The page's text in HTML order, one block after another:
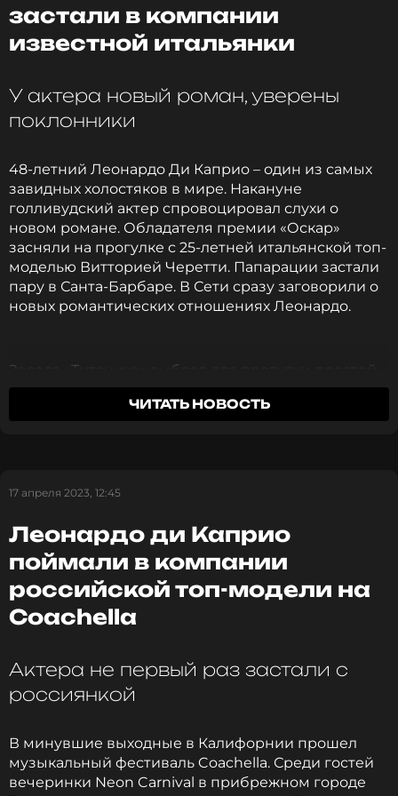
застали в компании
известной итальянки
У актера новый роман, уверены
поклонники
48-летний Леонардо Ди Каприо – один из самых
завидных холостяков в мире. Накануне
голливудский актер спровоцировал слухи о
новом романе. Обладателя премии «Оскар»
засняли на прогулке с 25-летней итальянской топ-
моделью Витторией Черетти. Папарации застали
пару в Санта-Барбаре. В Сети сразу заговорили о
новых романтических отношениях Леонардо.
Звезда «Титаника» выбрал для прогулки простой
аутфит: белую футболку, шорты цвета хаки и
кроссовки. Его спутница была в белом свитшоте и
раз видят вместе. В мае этого года они гуляли в
Каннах, а в августе весело проводили время в
компании друг друга на дне рождения модельера
Рикардо Тиши. К слову, итальянка несколько
месяцев назад объявила о разрыве с мужем
Ранее стало известно,
почему Леонардо ди
Каприо постоянно видится со своей бывшей.
Фото: соцсети
ЧИТАТЬ НОВОСТЬ
17 апреля 2023, 12:45
Леонардо ди Каприо
поймали в компании
российской топ-модели на
Coachella
Актера не первый раз застали с
россиянкой
В минувшие выходные в Калифорнии прошел
музыкальный фестиваль Coachella. Среди гостей
вечеринки Neon Carnival в прибрежном городе